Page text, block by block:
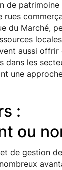
de patrimoine
rues
du Marché,
aussi offrir
dans les
une
:
ou
de gestion